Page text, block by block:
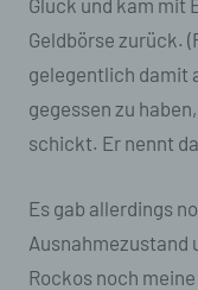
Glück und kam mit
Geldbörse zurück.
gelegentlich damit
gegessen zu
schickt. Er nennt
Es gab allerdings
Ausnahmezustand
Rockos noch